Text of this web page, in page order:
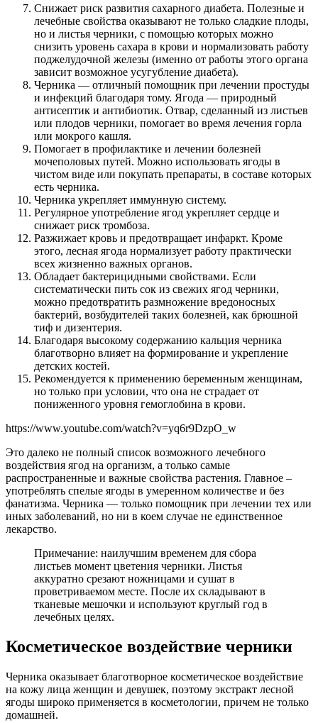
Снижает риск развития сахарного диабета. Полезные и
лечебные свойства оказывают не только сладкие плоды,
но и листья черники, с помощью которых можно
снизить уровень сахара в крови и нормализовать работу
поджелудочной железы (именно от работы этого органа
зависит возможное усугубление диабета).
Черника — отличный помощник при лечении простуды
и инфекций благодаря тому. Ягода — природный
антисептик и антибиотик. Отвар, сделанный из листьев
или плодов черники, помогает во время лечения горла
или мокрого кашля.
Помогает в профилактике и лечении болезней
мочеполовых путей. Можно использовать ягоды в
чистом виде или покупать препараты, в составе которых
есть черника.
Черника укрепляет иммунную систему.
Регулярное употребление ягод укрепляет сердце и
снижает риск тромбоза.
Разжижает кровь и предотвращает инфаркт. Кроме
этого, лесная ягода нормализует работу практически
всех жизненно важных органов.
Обладает бактерицидными свойствами. Если
систематически пить сок из свежих ягод черники,
можно предотвратить размножение вредоносных
бактерий, возбудителей таких болезней, как брюшной
тиф и дизентерия.
Благодаря высокому содержанию кальция черника
благотворно влияет на формирование и укрепление
детских костей.
Рекомендуется к применению беременным женщинам,
но только при условии, что она не страдает от
пониженного уровня гемоглобина в крови.
https://www.youtube.com/watch?v=yq6r9DzpO_w
Это далеко не полный список возможного лечебного
воздействия ягод на организм, а только самые
распространенные и важные свойства растения. Главное –
употреблять спелые ягоды в умеренном количестве и без
фанатизма. Черника — только помощник при лечении тех или
иных заболеваний, но ни в коем случае не единственное
лекарство.
Примечание: наилучшим временем для сбора
листьев момент цветения черники. Листья
аккуратно срезают ножницами и сушат в
проветриваемом месте. После их складывают в
тканевые мешочки и используют круглый год в
лечебных целях.
Косметическое воздействие черники
Черника оказывает благотворное косметическое воздействие
на кожу лица женщин и девушек, поэтому экстракт лесной
ягоды широко применяется в косметологии, причем не только
домашней.